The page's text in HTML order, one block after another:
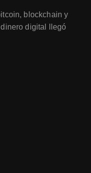
blockchain y
digital llegó